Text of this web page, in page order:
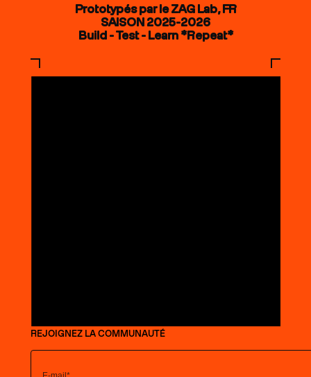
Prototypés par le ZAG Lab, FR
SAISON 2025-2026
Build - Test - Learn *Repeat*
REJOIGNEZ LA COMMUNAUTÉ